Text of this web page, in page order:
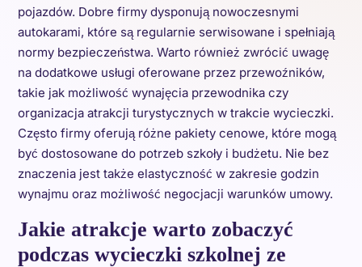
pojazdów. Dobre firmy dysponują nowoczesnymi
autokarami, które są regularnie serwisowane i spełniają
normy bezpieczeństwa. Warto również zwrócić uwagę
na dodatkowe usługi oferowane przez przewoźników,
takie jak możliwość wynajęcia przewodnika czy
organizacja atrakcji turystycznych w trakcie wycieczki.
Często firmy oferują różne pakiety cenowe, które mogą
być dostosowane do potrzeb szkoły i budżetu. Nie bez
znaczenia jest także elastyczność w zakresie godzin
wynajmu oraz możliwość negocjacji warunków umowy.
Jakie atrakcje warto zobaczyć
podczas wycieczki szkolnej ze